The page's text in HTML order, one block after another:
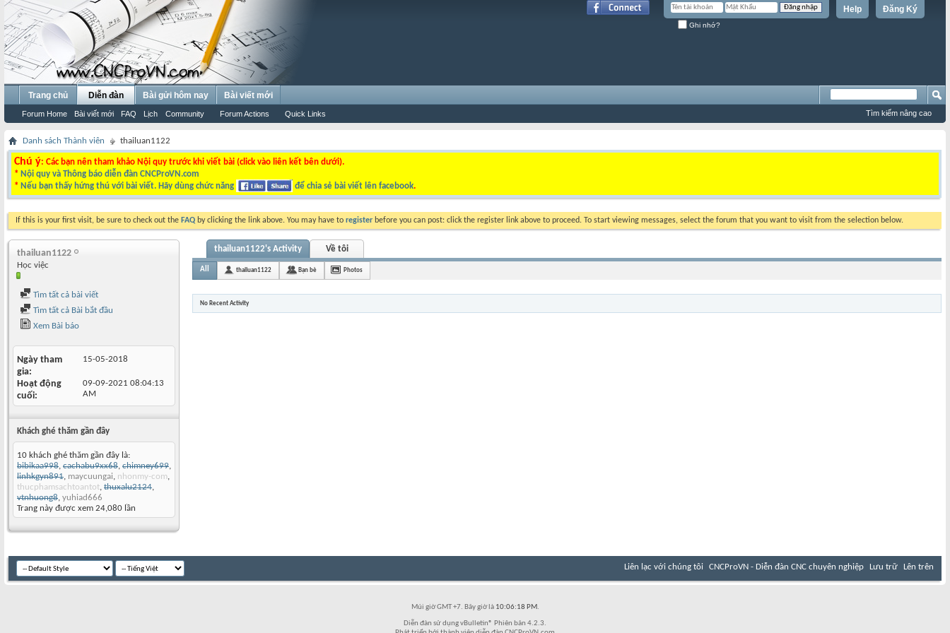
Đăng Ký
Help
Ghi nhớ?
Trang chủ Diễn đàn
Forum Home Bài viết mới FAQ Lịch Community Forum Actions Quick Links
Bài gửi hôm nay Bài viết mới
Tìm kiếm nâng cao
Danh sách Thành viên thailuan1122
Chú ý: Các bạn nên tham khảo Nội quy trước khi viết bài (click vào liên kết bên dưới).
* Nội quy và Thông báo diễn đàn CNCProVN.com
* Nếu bạn thấy hứng thú với bài viết. Hãy dùng chức năng để chia sẻ bài viết lên facebook.
If this is your first visit, be sure to check out the FAQ by clicking the link above. You may have to register before you can post: click the register link above to proceed. To start viewing messages, select the forum that you want to visit from the selection below.
thailuan1122
Học việc
Tìm tất cả bài viết
Tìm tất cả Bài bắt đầu
Xem Bài báo
Ngày tham
gia
15-05-2018
Hoạt động
cuối
09-09-2021 08:04:13
AM
Khách ghé thăm gần đây
10 khách ghé thăm gần đây là:
bibikaa998, cachabu9xx68, chimney699,
linhkgyn891, maycuungai, nhonmy-com,
thucphamsachtoantot, thuxalu2124,
vtnhuong8, yuhiad666
Trang này được xem 24,080 lần
thailuan1122's Activity Về tôi
All thailuan1122 Bạn bè Photos
No Recent Activity
Liên lạc với chúng tôi CNCProVN - Diễn đàn CNC chuyên nghiệp Lưu trữ Lên trên
Múi giờ GMT +7. Bây giờ là 10:06:18 PM.
Diễn đàn sử dụng vBulletin® Phiên bản 4.2.3.